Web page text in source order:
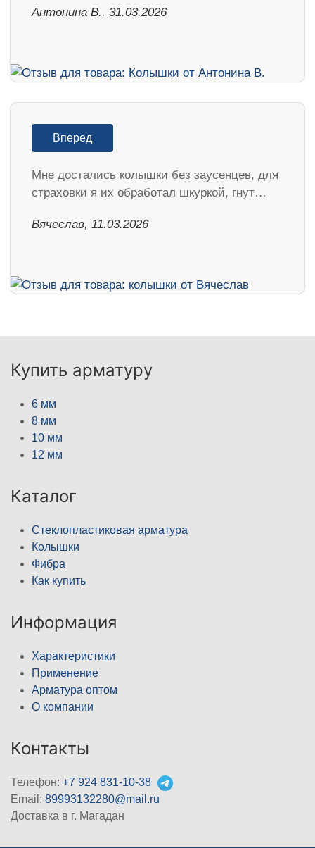
Антонина В., 31.03.2026
Вперед
Мне достались колышки без заусенцев, для
страховки я их обработал шкуркой, гнут…
Вячеслав, 11.03.2026
Купить арматуру
6 мм
8 мм
10 мм
12 мм
Каталог
Стеклопластиковая арматура
Колышки
Фибра
Как купить
Информация
Характеристики
Применение
Арматура оптом
О компании
Контакты
Телефон: +7 924 831-10-38
Email: 89993132280@mail.ru
Доставка в г. Магадан